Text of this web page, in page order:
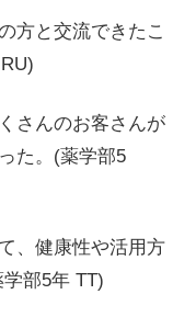
方と交流できたこ
さんのお客さんが
た。(薬学部5
、健康性や活用方
部5年 TT)